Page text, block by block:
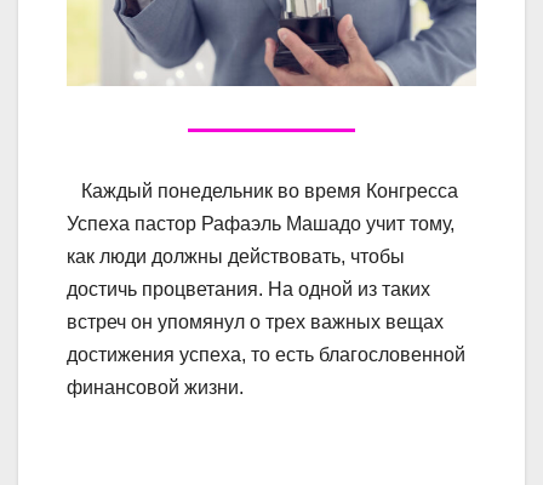
Каждый понедельник во время Конгресса
Успеха пастор Рафаэль Машадо учит тому,
как люди должны действовать, чтобы
достичь процветания. На одной из таких
встреч он упомянул о трех важных вещах
достижения успеха, то есть благословенной
финансовой жизни.